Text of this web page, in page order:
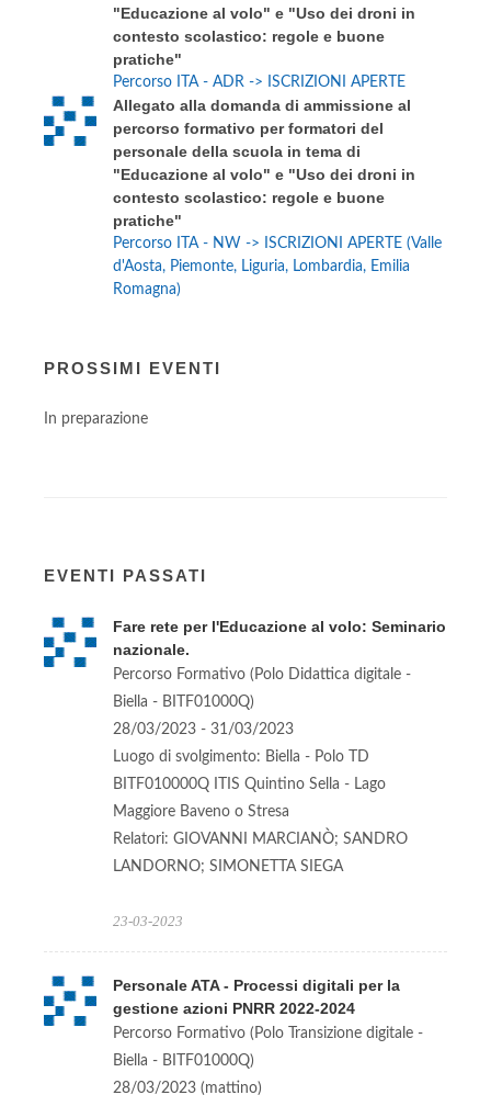
"Educazione al volo" e "Uso dei droni in
contesto scolastico: regole e buone
pratiche"
Percorso ITA - ADR -> ISCRIZIONI APERTE
Allegato alla domanda di ammissione al
percorso formativo per formatori del
personale della scuola in tema di
"Educazione al volo" e "Uso dei droni in
contesto scolastico: regole e buone
pratiche"
Percorso ITA - NW -> ISCRIZIONI APERTE (Valle
d'Aosta, Piemonte, Liguria, Lombardia, Emilia
Romagna)
PROSSIMI EVENTI
In preparazione
EVENTI PASSATI
Fare rete per l'Educazione al volo: Seminario
nazionale.
Percorso Formativo (Polo Didattica digitale -
Biella - BITF01000Q)
28/03/2023 - 31/03/2023
Luogo di svolgimento: Biella - Polo TD
BITF010000Q ITIS Quintino Sella - Lago
Maggiore Baveno o Stresa
Relatori: GIOVANNI MARCIANÒ; SANDRO
LANDORNO; SIMONETTA SIEGA
23-03-2023
Personale ATA - Processi digitali per la
gestione azioni PNRR 2022-2024
Percorso Formativo (Polo Transizione digitale -
Biella - BITF01000Q)
28/03/2023 (mattino)